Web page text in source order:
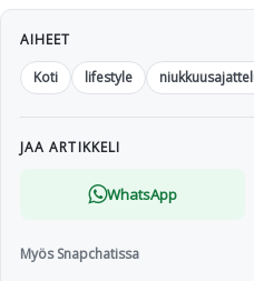
AIHEET
Koti
lifestyle
JAA ARTIKKELI
WhatsApp
Myös Snapchatissa